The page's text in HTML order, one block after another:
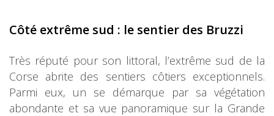
Côté extrême sud : le sentier des Bruzzi
Très réputé pour son littoral, l’extrême sud de la
Corse abrite des sentiers côtiers exceptionnels.
Parmi eux, un se démarque par sa végétation
abondante et sa vue panoramique sur la Grande